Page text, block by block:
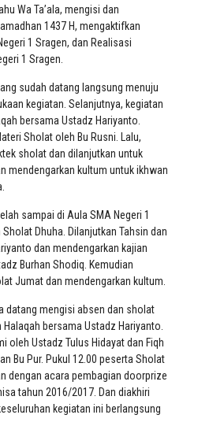
Wa Ta’ala, mengisi dan
1437 H, mengaktifkan
1 Sragen, dan Realisasi
1 Sragen.
sudah datang langsung menuju
kegiatan. Selanjutnya, kegiatan
bersama Ustadz Hariyanto.
Sholat oleh Bu Rusni. Lalu,
sholat dan dilanjutkan untuk
mendengarkan kultum untuk ikhwan
sampai di Aula SMA Negeri 1
Dhuha. Dilanjutkan Tahsin dan
dan mendengarkan kajian
Burhan Shodiq. Kemudian
Jumat dan mendengarkan kultum.
datang mengisi absen dan sholat
bersama Ustadz Hariyanto.
oleh Ustadz Tulus Hidayat dan Fiqh
Bu Pur. Pukul 12.00 peserta Sholat
dengan acara pembagian doorprize
tahun 2016/2017. Dan diakhiri
kegiatan ini berlangsung